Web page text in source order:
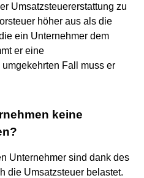
Umsatzsteuererstattung zu
höher aus als die
ein Unternehmer dem
er eine
Fall muss er
keine
Unternehmer sind dank des
die Umsatzsteuer belastet.